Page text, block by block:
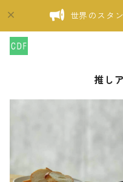
世界のスタ
推し